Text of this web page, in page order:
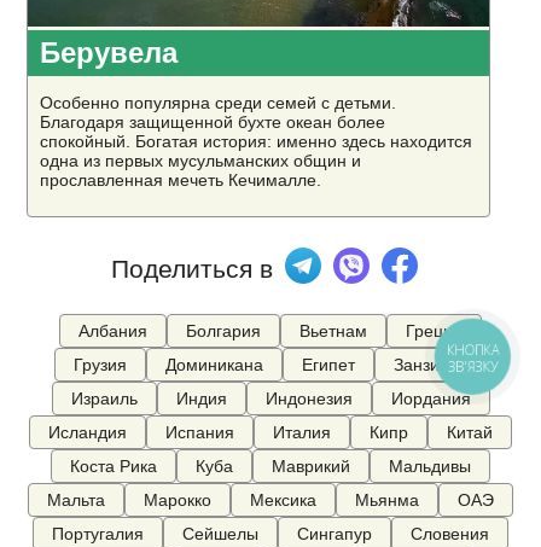
Берувела
Особенно популярна среди семей с детьми.
Благодаря защищенной бухте океан более
спокойный. Богатая история: именно здесь находится
одна из первых мусульманских общин и
прославленная мечеть Кечималле.
Поделиться в
Албания Болгария Вьетнам
Греция
Грузия
Доминикана Египет
Занзибар
Израиль
Индия Индонезия
Иордания
Исландия
Испания Италия Кипр
Китай
Коста Рика
Куба Маврикий
Мальдивы
Мальта
Марокко Мексика Мьянма
ОАЭ
Португалия
Сейшелы Сингапур
Словения
КНОПКА
ЗВ'ЯЗКУ